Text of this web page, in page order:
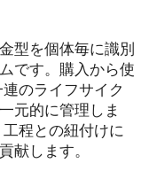
型を個体毎に識別
です。購入から使
のライフサイク
元的に管理しま
程との紐付けに
献します。